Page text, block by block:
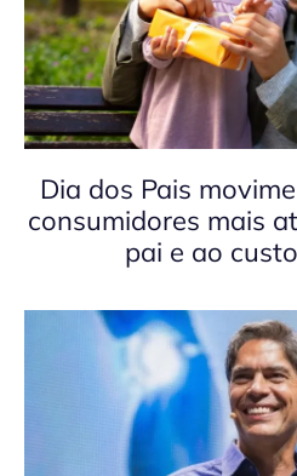
Dia dos Pais
consumidores mais
pai e ao